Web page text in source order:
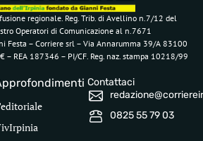
regionale. Reg. Trib. di Avellino n.7/12 del
Operatori di Comunicazione al n.7671
Festa – Corriere srl – Via Annarumma 39/A 83100
– REA 187346 – PI/CF. Reg. naz. stampa 10218/99
Contattaci
0825 55 79 03